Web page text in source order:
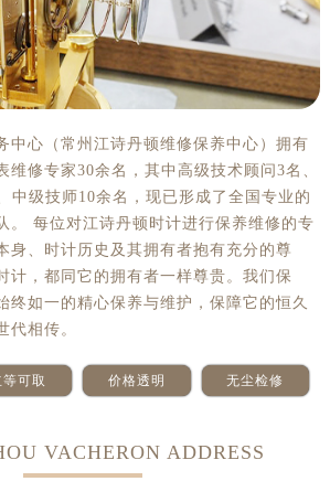
中心（常州江诗丹顿维修保养中心）拥有
维修专家30余名，其中高级技术顾问3名、
中级技师10余名，现已形成了全国专业的
。 每位对江诗丹顿时计进行保养维修的专
身、时计历史及其拥有者抱有充分的尊
计，都同它的拥有者一样尊贵。我们保
终如一的精心保养与维护，保障它的恒久
代相传。
等可取 价格透明 无尘检修
VACHERON ADDRESS